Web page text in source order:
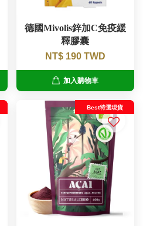
德國Mivolis鋅加C免疫緩
釋膠囊
NT$ 190 TWD
加入購物車
Best特選現貨